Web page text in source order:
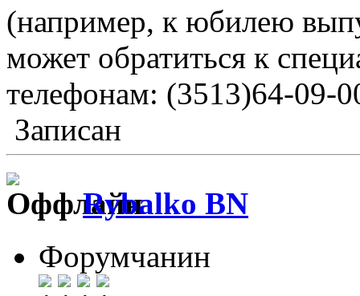
(например, к юбилею
может обратиться к
телефонам: (3513)64-09-
Записан
Rybalko BN
Форумчанин